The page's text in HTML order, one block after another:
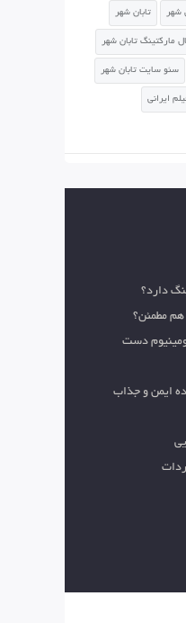
شهر تابان شهر
مارکتینگ تابان شهر
سئو سایت تابان شهر
ایرانی
دارد؟
هم مطمئن؟
دست
ایمن و جذاب